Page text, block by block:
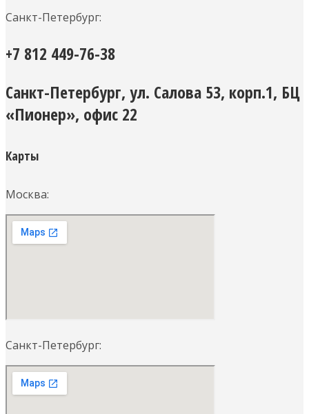
Санкт-Петербург:
+7 812 449-76-38
Санкт-Петербург, ул. Салова 53, корп.1, БЦ
«Пионер», офис 22
Карты
Москва:
Санкт-Петербург: